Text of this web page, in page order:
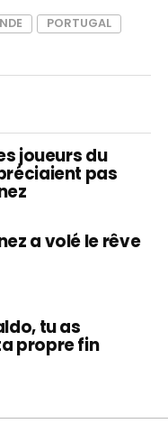
PORTUGAL
joueurs du
pas
a volé le rêve
tu as
propre fin